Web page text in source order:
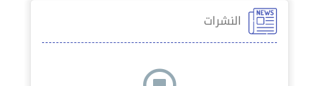
النشرات